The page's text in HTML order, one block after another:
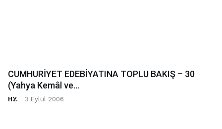
CUMHURİYET EDEBİYATINA TOPLU BAKIŞ – 30
(Yahya Kemâl ve...
H.Y. - 3 Eylül 2006